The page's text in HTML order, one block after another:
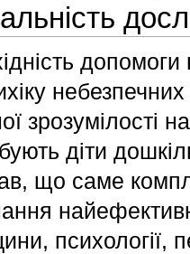
зрозумілості
діти
що саме
психології,